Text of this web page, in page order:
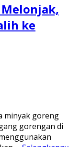
ke
minyak goreng
gorengan di